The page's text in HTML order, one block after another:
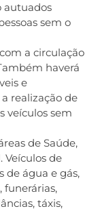
autuados
sem o
a circulação
haverá
e
realização de
veículos sem
de Saúde,
Veículos de
de água e gás,
funerárias,
táxis,